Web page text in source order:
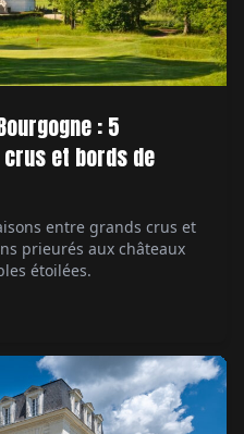
: 5
et bords de
entre grands crus et
prieurés aux châteaux
étoilées.